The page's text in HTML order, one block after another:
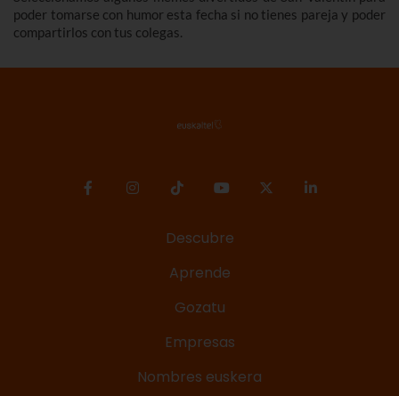
poder tomarse con humor esta fecha si no tienes pareja y poder
compartirlos con tus colegas.
Descubre
Aprende
Gozatu
Empresas
Nombres euskera